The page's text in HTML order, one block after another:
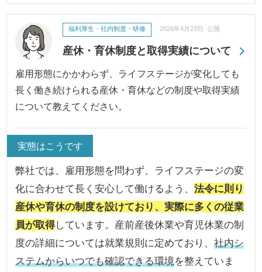
産休・育休制度と取得実績について
福利厚生・社内制度・研修 2026年4月23日 公開
雇用形態にかかわらず、ライフステージが変化しても
長く働き続けられる産休・育休などの制度や取得実績
について教えてください。
実態はこうです
弊社では、雇用形態を問わず、ライフステージの変
化に合わせて長く安心して働けるよう、法令に則り
産休や育休の制度を設けており、実際に多くの従業
員が取得しています。産前産後休業や育児休業の制
度の詳細については就業規則に定めており、社内シ
ステムからいつでも確認できる環境を整えていま